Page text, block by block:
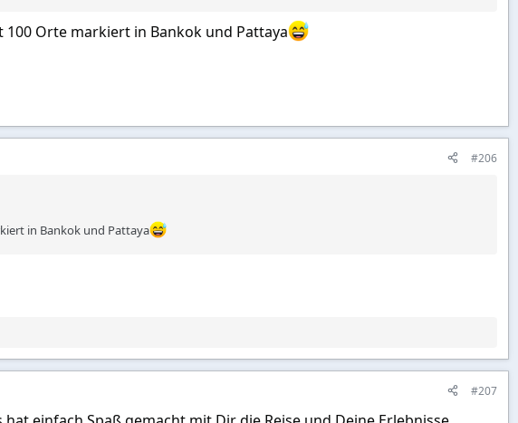
Orte markiert in Bankok und Pattaya
#206
in Bankok und Pattaya
#207